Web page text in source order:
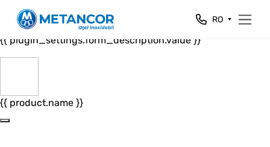
Close
{{ plugin_settings.form_header.value }}
{{ plugin_settings.form_description.value }}
{{ product.name }}
RO